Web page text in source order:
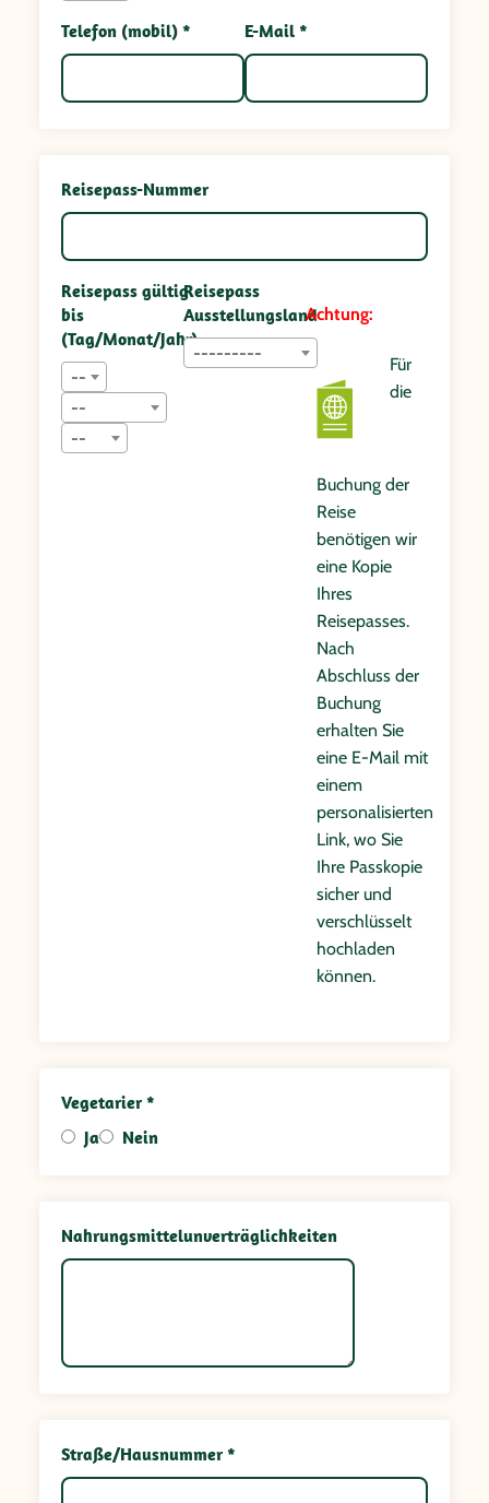
Telefon (mobil) * E-Mail *
Reisepass-Nummer
Reisepass gültig
bis
(Tag/Monat/Jahr)
--
--
--
Reisepass
Ausstellungsland
---------
Achtung:
Für
die
Buchung der
Reise
benötigen wir
eine Kopie
Ihres
Reisepasses.
Nach
Abschluss der
Buchung
erhalten Sie
eine E-Mail mit
einem
personalisierten
Link, wo Sie
Ihre Passkopie
sicher und
verschlüsselt
hochladen
können.
Vegetarier *
Ja
Nein
Nahrungsmittelunverträglichkeiten
Straße/Hausnummer *